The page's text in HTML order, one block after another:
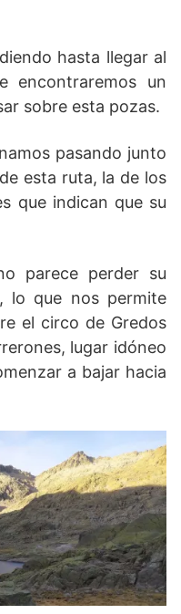
hasta llegar al
encontraremos un
sobre esta pozas.
pasando junto
esta ruta, la de los
que indican que su
parece perder su
lo que nos permite
el circo de Gredos
lugar idóneo
a bajar hacia